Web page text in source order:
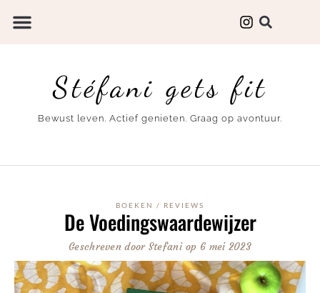
Stéfani gets fit
Bewust leven. Actief genieten. Graag op avontuur.
BOEKEN / REVIEWS
De Voedingswaardewijzer
Geschreven doorStefani op 6 mei 2023